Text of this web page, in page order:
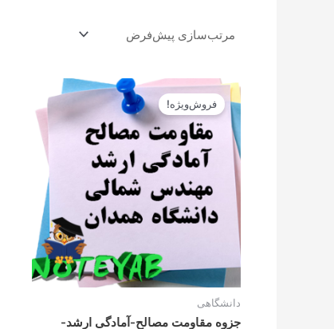
فروش‌ویژه!
دانشگاهی
جزوه مقاومت مصالح-آمادگی ارشد-
قیمت
اصلی
12.900تومان
بود.
قیمت
فعلی
است.